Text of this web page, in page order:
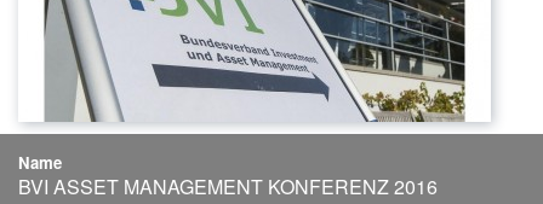
Name
BVI ASSET MANAGEMENT KONFERENZ 2016